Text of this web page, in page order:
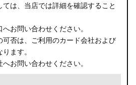
は、当店では詳細を確認すること
お問い合わせください。
否は、ご利用のカード会社および
ます。
お問い合わせください。